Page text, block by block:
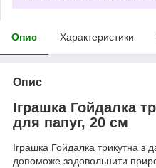
Опис Характеристики
Опис
Іграшка Гойдалка
для папуг, 20 см
Іграшка Гойдалка трикутна з
допоможе задовольнити